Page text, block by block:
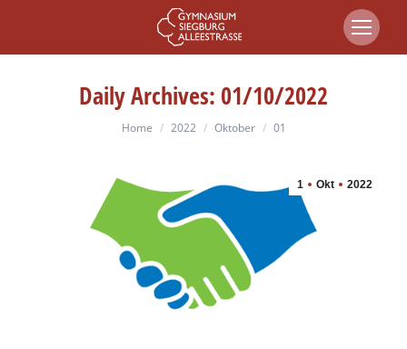
Daily Archives: 01/10/2022
You are here:
Home 2022 Oktober 01
1 Okt 2022